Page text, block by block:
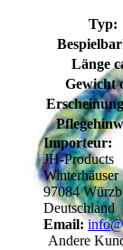
Typ:
Länge
Gewicht
Importeur:
JH-Products
Winterhäuser
97084
Deutschland
Email:
Andere